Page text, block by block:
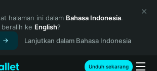
halaman ini dalam Bahasa Indonesia.
ke English?
Lanjutkan dalam Bahasa Indonesia
Unduh sekarang